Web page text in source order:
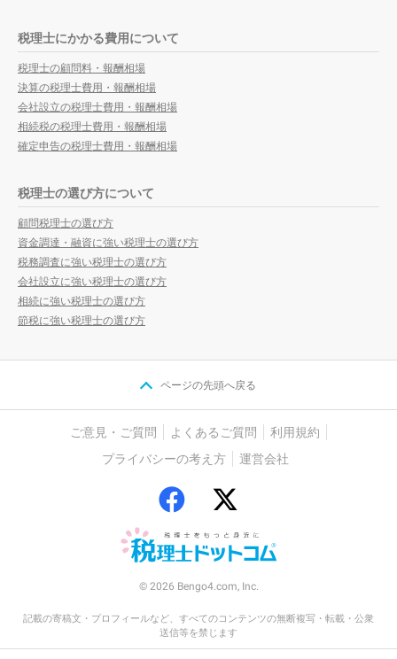
税理士にかかる費用について
税理士の顧問料・報酬相場
決算の税理士費用・報酬相場
会社設立の税理士費用・報酬相場
相続税の税理士費用・報酬相場
確定申告の税理士費用・報酬相場
税理士の選び方について
顧問税理士の選び方
資金調達・融資に強い税理士の選び方
税務調査に強い税理士の選び方
会社設立に強い税理士の選び方
相続に強い税理士の選び方
節税に強い税理士の選び方
ページの先頭へ戻る
ご意見・ご質問 よくあるご質問
利用規約
プライバシーの考え方
運営会社
© 2026 Bengo4.com, Inc.
記載の寄稿文・プロフィールなど、すべてのコンテンツの無断複写・転載・公衆
送信等を禁じます